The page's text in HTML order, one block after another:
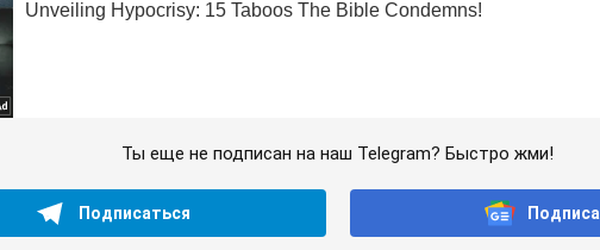
Ты еще не подписан на наш Telegram? Быстро жми!
Подписаться